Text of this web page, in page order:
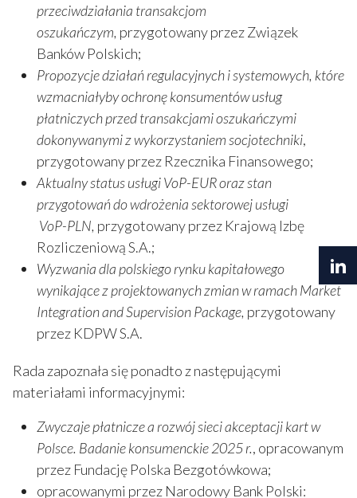
przeciwdziałania transakcjom
oszukańczym, przygotowany przez Związek
Banków Polskich;
Propozycje działań regulacyjnych i systemowych, które
wzmacniałyby ochronę konsumentów usług
płatniczych przed transakcjami oszukańczymi
dokonywanymi z wykorzystaniem socjotechniki,
przygotowany przez Rzecznika Finansowego;
Aktualny status usługi VoP-EUR oraz stan
przygotowań do wdrożenia sektorowej usługi
VoP-PLN, przygotowany przez Krajową Izbę
Rozliczeniową S.A.;
Wyzwania dla polskiego rynku kapitałowego
wynikające z projektowanych zmian w ramach Market
Integration and Supervision Package, przygotowany
przez KDPW S.A.
Rada zapoznała się ponadto z następującymi
materiałami informacyjnymi:
Zwyczaje płatnicze a rozwój sieci akceptacji kart w
Polsce. Badanie konsumenckie 2025 r., opracowanym
przez Fundację Polska Bezgotówkowa;
opracowanymi przez Narodowy Bank Polski: